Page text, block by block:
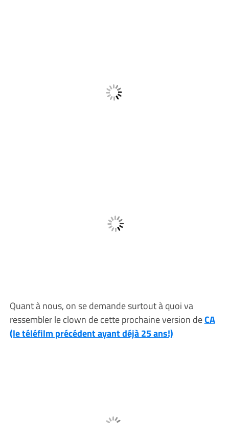
Quant à nous, on se demande surtout à quoi va
ressembler le clown de cette prochaine version deCA
(le téléfilm précédent ayant déjà 25 ans!)